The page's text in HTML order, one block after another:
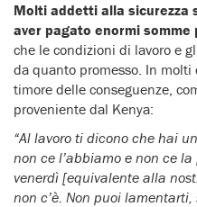
Molti addetti alla sicurezza
aver pagato enormi somme
che le condizioni di lavoro e
da quanto promesso. In
timore delle conseguenze,
proveniente dal Kenya:
“Al lavoro ti dicono che hai
non ce l’abbiamo e non ce
venerdì [equivalente alla
non c’è. Non puoi